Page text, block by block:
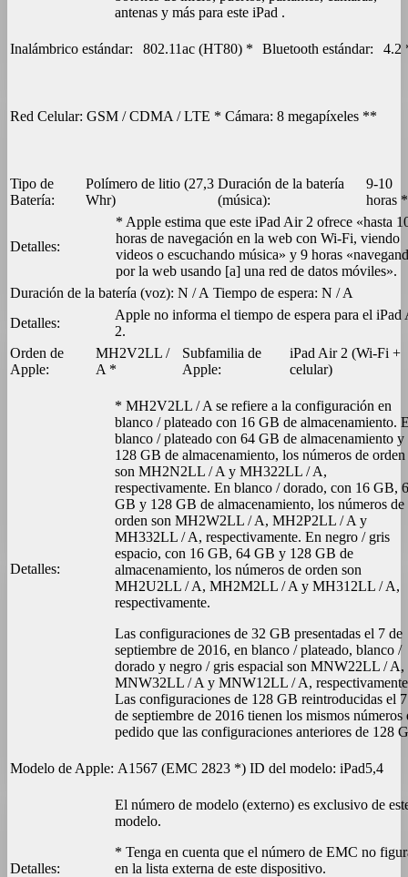
antenas y más para este iPad .
Inalámbrico estándar: 802.11ac (HT80) * Bluetooth estándar: 4.2
Red Celular: GSM / CDMA / LTE * Cámara: 8 megapíxeles **
Tipo de
Batería:
Polímero de litio (27,3
Whr)
Duración de la batería
(música):
9-10
horas *
Detalles:
* Apple estima que este iPad Air 2 ofrece «hasta
horas de navegación en la web con Wi-Fi, viendo
videos o escuchando música» y 9 horas
por la web usando [a] una red de datos móviles».
Duración de la batería (voz): N / A Tiempo de espera: N / A
Detalles:
Apple no informa el tiempo de espera para el iPad
2.
Orden de
Apple:
MH2V2LL /
A *
Subfamilia de
Apple:
iPad Air 2 (Wi-Fi +
celular)
Detalles:
* MH2V2LL / A se refiere a la configuración en
blanco / plateado con 16 GB de almacenamiento.
blanco / plateado con 64 GB de almacenamiento y
128 GB de almacenamiento, los números de orden
son MH2N2LL / A y MH322LL / A,
respectivamente. En blanco / dorado, con 16 GB,
GB y 128 GB de almacenamiento, los números de
orden son MH2W2LL / A, MH2P2LL / A y
MH332LL / A, respectivamente. En negro / gris
espacio, con 16 GB, 64 GB y 128 GB de
almacenamiento, los números de orden son
MH2U2LL / A, MH2M2LL / A y MH312LL / A,
respectivamente.
Las configuraciones de 32 GB presentadas el 7 de
septiembre de 2016, en blanco / plateado, blanco /
dorado y negro / gris espacial son MNW22LL / A,
MNW32LL / A y MNW12LL / A,
Las configuraciones de 128 GB reintroducidas el 7
de septiembre de 2016 tienen los mismos números
pedido que las configuraciones anteriores de 128
Modelo de Apple: A1567 (EMC 2823 *) ID del modelo: iPad5,4
Detalles:
El número de modelo (externo) es exclusivo de
modelo.
* Tenga en cuenta que el número de EMC no
en la lista externa de este dispositivo.